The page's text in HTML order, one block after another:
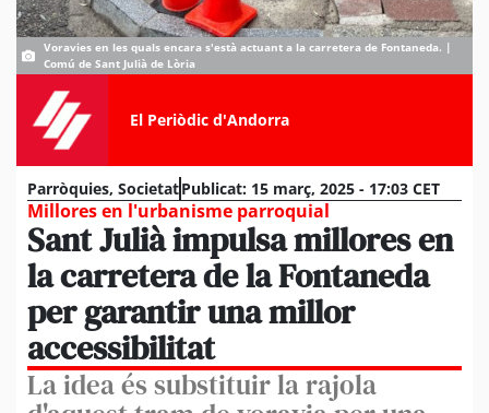
Voravies en les quals encara s'està actuant a la carretera de Fontaneda. |
Comú de Sant Julià de Lòria
El Periòdic d'Andorra
Parròquies, SocietatPublicat: 15 març, 2025 - 17:03 CET
Millores en l'urbanisme parroquial
Sant Julià impulsa millores en
la carretera de la Fontaneda
per garantir una millor
accessibilitat
La idea és substituir la rajola